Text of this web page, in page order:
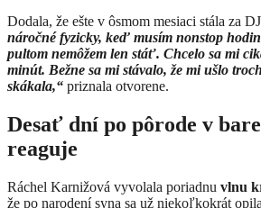
Dodala, že ešte v ôsmom mesiaci stála za
náročné fyzicky, keď musím nonstop
pultom nemôžem len stáť. Chcelo sa mi
minút. Bežne sa mi stávalo, že mi ušlo
skákala,“ priznala otvorene.
Desať dní po pôrode v
reaguje
Ráchel Karnižová vyvolala poriadnu vlnu
že po narodení syna sa už niekoľkokrát